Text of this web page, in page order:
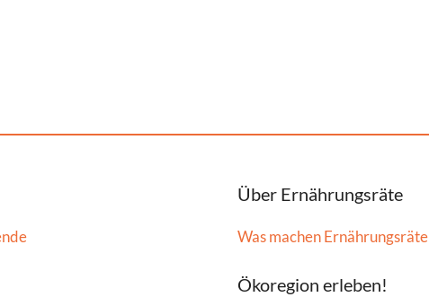
Über Ernährungsräte
Was machen Ernährungsräte
Ökoregion erleben!